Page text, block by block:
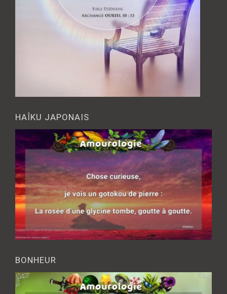
HAÎKU JAPONAIS
BONHEUR